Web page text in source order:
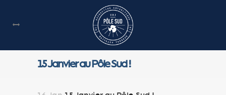
15 Janvier au Pôle Sud !